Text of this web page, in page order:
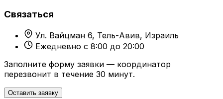
Связаться
Ул. Вайцман 6, Тель-Авив, Израиль
Ежедневно с 8:00 до 20:00
Заполните форму заявки — координатор
перезвонит в течение 30 минут.
Оставить заявку